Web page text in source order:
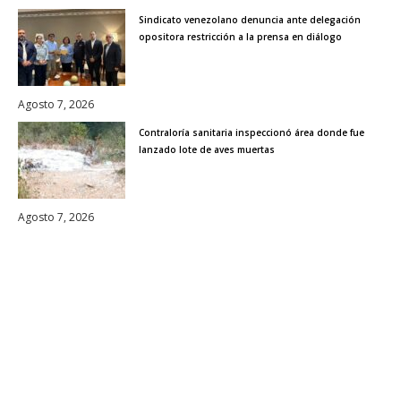
Sindicato venezolano denuncia ante delegación
opositora restricción a la prensa en diálogo
Agosto 7, 2026
Contraloría sanitaria inspeccionó área donde fue
lanzado lote de aves muertas
Agosto 7, 2026